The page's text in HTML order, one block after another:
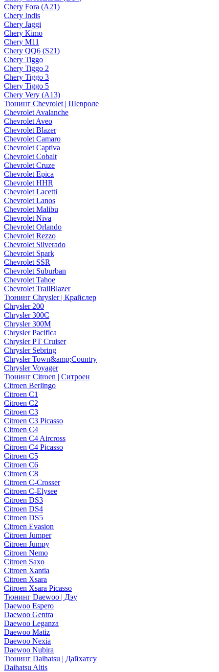
Chery Fora (A21)
Chery Indis
Chery Jaggi
Chery Kimo
Chery M11
Chery QQ6 (S21)
Chery Tiggo
Chery Tiggo 2
Chery Tiggo 3
Chery Tiggo 5
Chery Very (A13)
Тюнинг Chevrolet | Шевроле
Chevrolet Avalanche
Chevrolet Aveo
Chevrolet Blazer
Chevrolet Camaro
Chevrolet Captiva
Chevrolet Cobalt
Chevrolet Cruze
Chevrolet Epica
Chevrolet HHR
Chevrolet Lacetti
Chevrolet Lanos
Chevrolet Malibu
Chevrolet Niva
Chevrolet Orlando
Chevrolet Rezzo
Chevrolet Silverado
Chevrolet Spark
Chevrolet SSR
Chevrolet Suburban
Chevrolet Tahoe
Chevrolet TrailBlazer
Тюнинг Chrysler | Крайслер
Chrysler 200
Chrysler 300C
Chrysler 300M
Chrysler Pacifica
Chrysler PT Cruiser
Chrysler Sebring
Chrysler Town&amp;Country
Chrysler Voyager
Тюнинг Citroen | Ситроен
Citroen Berlingo
Citroen C1
Citroen C2
Citroen C3
Citroen C3 Picasso
Citroen C4
Citroen C4 Aircross
Citroen C4 Picasso
Citroen C5
Citroen C6
Citroen C8
Citroen C-Crosser
Citroen C-Elysee
Citroen DS3
Citroen DS4
Citroen DS5
Citroen Evasion
Citroen Jumper
Citroen Jumpy
Citroen Nemo
Citroen Saxo
Citroen Xantia
Citroen Xsara
Citroen Xsara Picasso
Тюнинг Daewoo | Дэу
Daewoo Espero
Daewoo Gentra
Daewoo Leganza
Daewoo Matiz
Daewoo Nexia
Daewoo Nubira
Тюнинг Daihatsu | Дайхатсу
Daihatsu Altis